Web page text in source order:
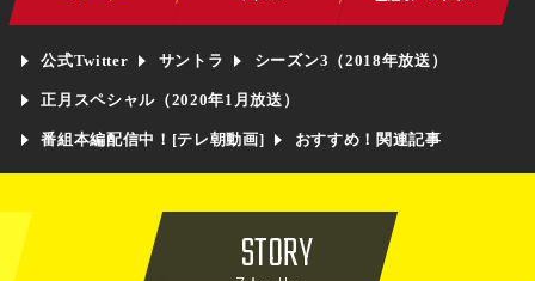
公式Twitter サントラ シーズン3（2018年放送）
正月スペシャル（2020年1月放送）
番組本編配信中！[テレ朝動画] おすすめ！関連記事
STORY